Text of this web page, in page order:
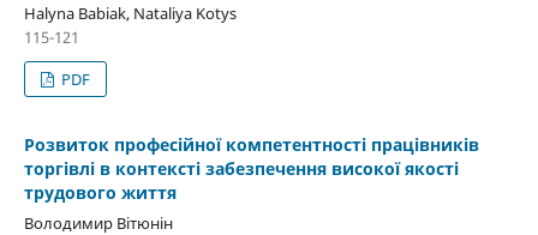
Halyna Babiak, Nataliya Kotys
115-121
PDF
Розвиток професійної компетентності працівників
торгівлі в контексті забезпечення високої якості
трудового життя
Володимир Вітюнін